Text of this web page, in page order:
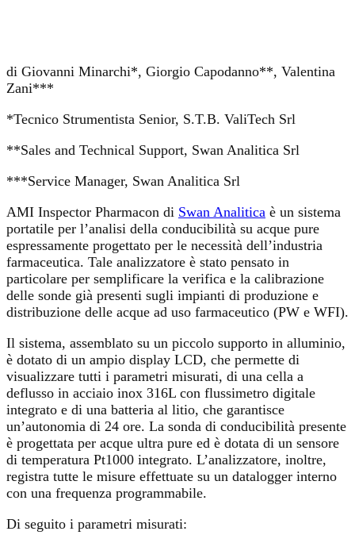
di Giovanni Minarchi*, Giorgio Capodanno**, Valentina
Zani***
*Tecnico Strumentista Senior, S.T.B. ValiTech Srl
**Sales and Technical Support, Swan Analitica Srl
***Service Manager, Swan Analitica Srl
AMI Inspector Pharmacon di Swan Analitica è un sistema
portatile per l’analisi della conducibilità su acque pure
espressamente progettato per le necessità dell’industria
farmaceutica. Tale analizzatore è stato pensato in
particolare per semplificare la verifica e la calibrazione
delle sonde già presenti sugli impianti di produzione e
distribuzione delle acque ad uso farmaceutico (PW e WFI).
Il sistema, assemblato su un piccolo supporto in alluminio,
è dotato di un ampio display LCD, che permette di
visualizzare tutti i parametri misurati, di una cella a
deflusso in acciaio inox 316L con flussimetro digitale
integrato e di una batteria al litio, che garantisce
un’autonomia di 24 ore. La sonda di conducibilità presente
è progettata per acque ultra pure ed è dotata di un sensore
di temperatura Pt1000 integrato. L’analizzatore, inoltre,
registra tutte le misure effettuate su un datalogger interno
con una frequenza programmabile.
Di seguito i parametri misurati: